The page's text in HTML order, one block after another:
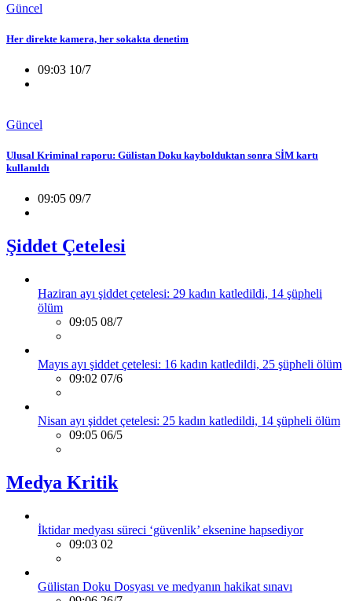
Güncel
Her direkte kamera, her sokakta denetim
09:03 10/7
Güncel
Ulusal Kriminal raporu: Gülistan Doku kaybolduktan sonra SİM kartı
kullanıldı
09:05 09/7
Şiddet Çetelesi
Haziran ayı şiddet çetelesi: 29 kadın katledildi, 14 şüpheli
ölüm
09:05 08/7
Mayıs ayı şiddet çetelesi: 16 kadın katledildi, 25 şüpheli ölüm
09:02 07/6
Nisan ayı şiddet çetelesi: 25 kadın katledildi, 14 şüpheli ölüm
09:05 06/5
Medya Kritik
İktidar medyası süreci ‘güvenlik’ eksenine hapsediyor
09:03 02
Gülistan Doku Dosyası ve medyanın hakikat sınavı